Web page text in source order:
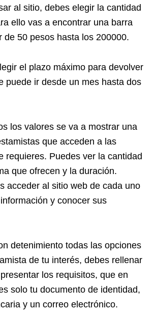
al sitio, debes elegir la cantidad
ello vas a encontrar una barra
de 50 pesos hasta los 200000.
el plazo máximo para devolver
puede ir desde un mes hasta dos
los valores se va a mostrar una
que acceden a las
requieres. Puedes ver la cantidad
que ofrecen y la duración.
acceder al sitio web de cada uno
y conocer sus
detenimiento todas las opciones
de tu interés, debes rellenar
los requisitos, que en
solo tu documento de identidad,
y un correo electrónico.